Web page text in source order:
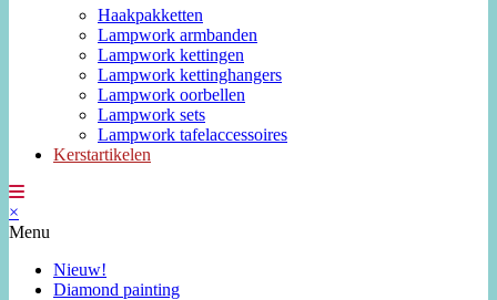
Haakpakketten
Lampwork armbanden
Lampwork kettingen
Lampwork kettinghangers
Lampwork oorbellen
Lampwork sets
Lampwork tafelaccessoires
Kerstartikelen
×
Menu
Nieuw!
Diamond painting